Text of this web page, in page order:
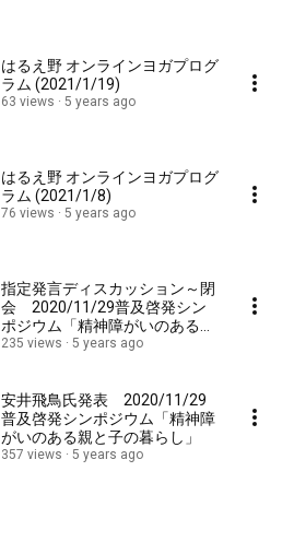
はるえ野 オンラインヨガプログ
ラム (2021/1/19)
63 views 5 years ago
はるえ野 オンラインヨガプログ
ラム (2021/1/8)
76 views 5 years ago
指定発言ディスカッション～閉
会 2020/11/29普及啓発シン
ポジウム「精神障がいのある親
と子の暮らし」
235 views 5 years ago
安井飛鳥氏発表 2020/11/29
普及啓発シンポジウム「精神障
がいのある親と子の暮らし」
357 views 5 years ago